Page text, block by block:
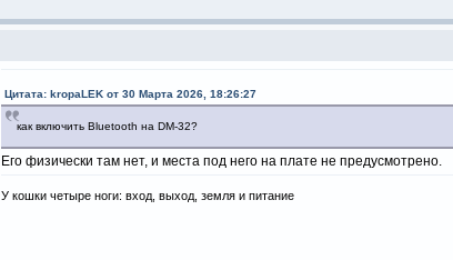
Цитата: kropaLEK от 30 Марта 2026, 18:26:27
как включить Bluetooth на DM-32?
Его физически там нет, и места под него на плате не предусмотрено.
У кошки четыре ноги: вход, выход, земля и питание